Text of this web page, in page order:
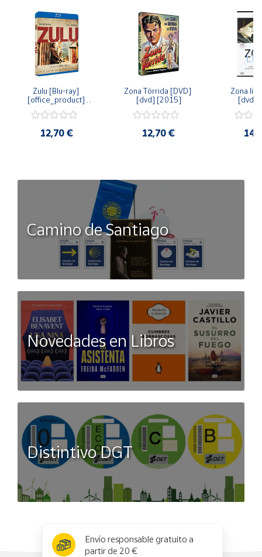
Zulu [Blu-ray]
[office_product]
12,70 €
Zona Tórrida [DVD]
[dvd] [2015]
12,70 €
Zona
[dvd]
Camino de Santiago
Novedades en Libros
Distintivo DGT
Envío responsable gratuito a
partir de 20 €